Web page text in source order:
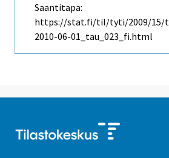
Saantitapa:
https://stat.fi/til/tyti/2009/15/
2010-06-01_tau_023_fi.html